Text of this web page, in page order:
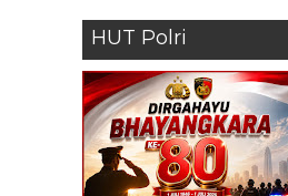
HUT Polri